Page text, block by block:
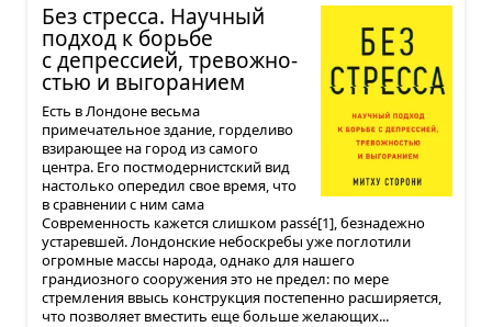
Без стресса. Науч­ный
под­ход к борьбе
с депрес­сией, тре­вож­но­
стью и выго­ра­нием
Есть в Лондоне весьма
примечательное здание, горделиво
взирающее на город из самого
центра. Его постмодернистский вид
настолько опередил свое время, что
в сравнении с ним сама
Современность кажется слишком passé[1], безнадежно
устаревшей. Лондонские небоскребы уже поглотили
огромные массы народа, однако для нашего
грандиозного сооружения это не предел: по мере
стремления ввысь конструкция постепенно расширяется,
что позволяет вместить еще больше желающих...